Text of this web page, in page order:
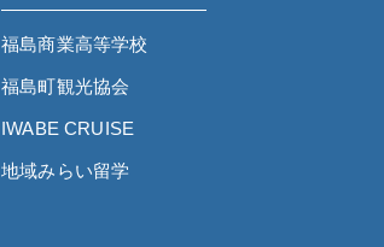
福島商業高等学校
福島町観光協会
IWABE CRUISE
地域みらい留学